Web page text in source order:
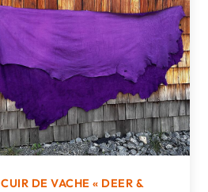
CUIR DE VACHE « DEER &